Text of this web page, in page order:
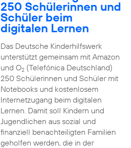
250 Schülerinnen und
Schüler beim
digitalen Lernen
Das Deutsche Kinderhilfswerk
unterstützt gemeinsam mit Amazon
und O2(Telefónica Deutschland)
250 Schülerinnen und Schüler mit
Notebooks und kostenlosem
Internetzugang beim digitalen
Lernen. Damit soll Kindern und
Jugendlichen aus sozial und
finanziell benachteiligten Familien
geholfen werden, die in der